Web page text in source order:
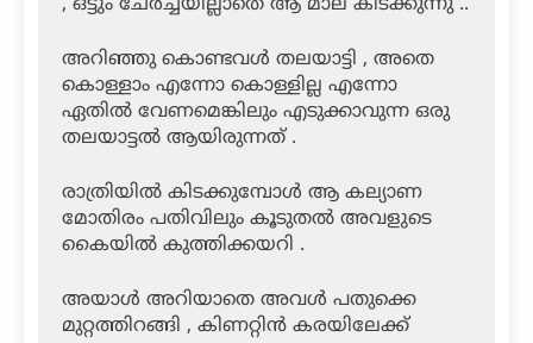
അറിഞ്ഞു കൊണ്ടവൾ തലയാട്ടി , അതെ
കൊള്ളാം എന്നോ കൊള്ളില്ല എന്നോ
ഏതിൽ വേണമെങ്കിലും എടുക്കാവുന്ന ഒരു
തലയാട്ടൽ ആയിരുന്നത് .
രാത്രിയിൽ കിടക്കുമ്പോൾ ആ കല്യാണ
മോതിരം പതിവിലും കൂടുതൽ അവളുടെ
കൈയിൽ കുത്തിക്കയറി .
അയാൾ അറിയാതെ അവൾ പതുക്കെ
മുറ്റത്തിറങ്ങി , കിണറ്റിൻ കരയിലേക്ക്